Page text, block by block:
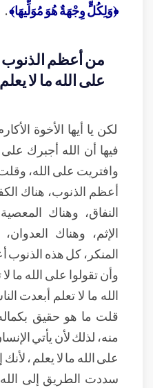
﴿وَلِكُلٍّ وِجْهَةٌ هُوَ مُوَلِّيهَا﴾.
من أعظم الذنوب
على الله ما لا
لكن يا أيها الأخوة
فيها أن الله أجبرك
وافتريت على الله،
أعظم الذنوب، هناك
النفاق، وهناك
الإثم، وهناك
المنكر، كل هذه الذنوب
وأن تقولوا على الله ما
الله ما لا تعلم أبعدت
قلت ما هو حقيق
منه، لذلك لأن يأتي
على الله ما لا يعلم ،
سددت الطريق إلى